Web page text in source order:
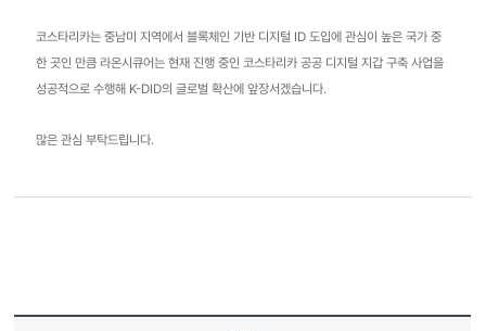
코스타리카는 중남미 지역에서 블록체인 기반 디지털 ID 도입에 관심이 높은 국가 중
한 곳인 만큼 라온시큐어는 현재 진행 중인 코스타리카 공공 디지털 지갑 구축 사업을
성공적으로 수행해 K-DID의 글로벌 확산에 앞장서겠습니다.
많은 관심 부탁드립니다.